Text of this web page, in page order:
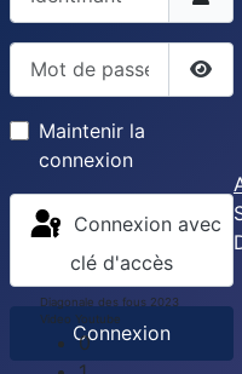
Diagonale des fous 2023
Video Youtube
0
Mot de passe
Maintenir la
connexion
clé d'accès
Connexion